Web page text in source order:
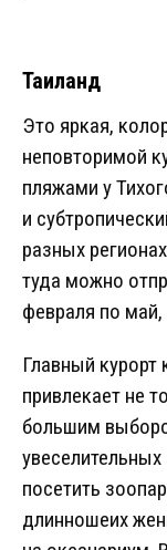
Таиланд
Это яркая,
неповторимой
пляжами у
и
разных
туда можно
февраля по
Главный курорт
привлекает не
большим
посетить
длинношеих